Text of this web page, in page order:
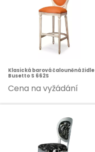
Klasická barová čalouněná židle
Busetto S 662S
Cena na vyžádání